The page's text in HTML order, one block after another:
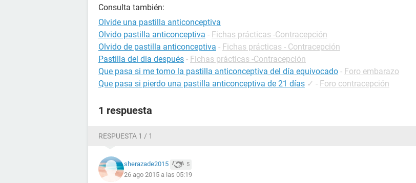
Consulta también:
Olvide una pastilla anticonceptiva
Olvido pastilla anticonceptiva - Fichas prácticas -Contracepción
Olvido de pastilla anticonceptiva - Fichas prácticas - Contracepción
Pastilla del dia después - Fichas prácticas -Contracepción
Que pasa si me tomo la pastilla anticonceptiva del día equivocado - Foro embarazo
Que pasa si pierdo una pastilla anticonceptiva de 21 días ✓ - Foro contracepción
1 respuesta
RESPUESTA 1 / 1
sherazade2015 5
26 ago 2015 a las 05:19